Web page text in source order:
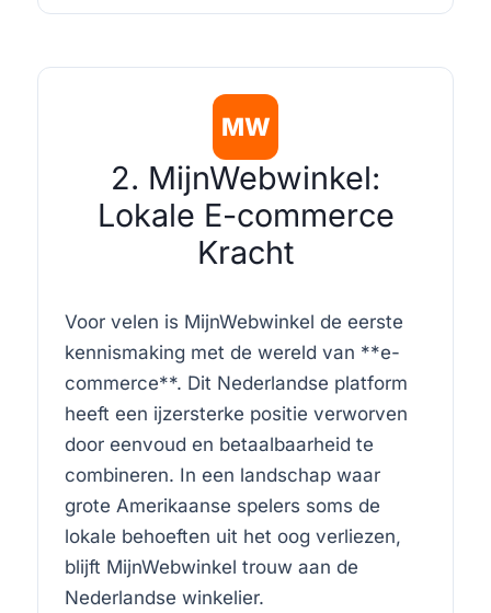
MW
2. MijnWebwinkel:
Lokale E-commerce
Kracht
Voor velen is MijnWebwinkel de eerste
kennismaking met de wereld van **e-
commerce**. Dit Nederlandse platform
heeft een ijzersterke positie verworven
door eenvoud en betaalbaarheid te
combineren. In een landschap waar
grote Amerikaanse spelers soms de
lokale behoeften uit het oog verliezen,
blijft MijnWebwinkel trouw aan de
Nederlandse winkelier.